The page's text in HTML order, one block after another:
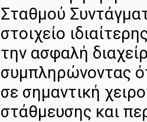
Σταθμού
στοιχείο
την ασφαλή
συμπληρώνοντας
σε σημαντική
στάθμευσης και